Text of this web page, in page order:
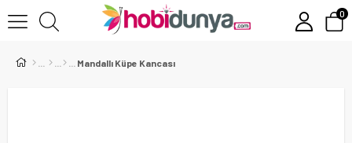
0
Mandallı Küpe Kancası